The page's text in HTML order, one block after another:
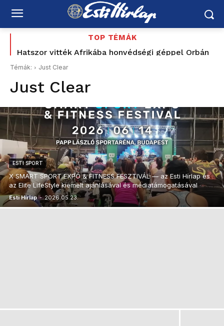
TOP TÉMÁK
Hatszor vitték Afrikába honvédségi géppel Orbán
Gáspárt – a katonai misszió végül el sem indult
Majka szerint életveszélyesen megfenyegették,
elmarad a sepsiszentgyörgyi koncertje
Témák: Just Clear
Just Clear
ESTI SPORT
X SMART SPORT EXPÓ & FITNESS FESZTIVÁL — az Esti Hírlap és
az Elite LifeStyle kiemelt ajánlásával és médiatámogatásával
Esti Hírlap - 2026.05.23.